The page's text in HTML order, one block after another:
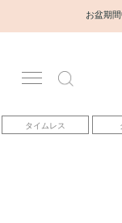
お盆期
タイムレス
アカウント
アイテム